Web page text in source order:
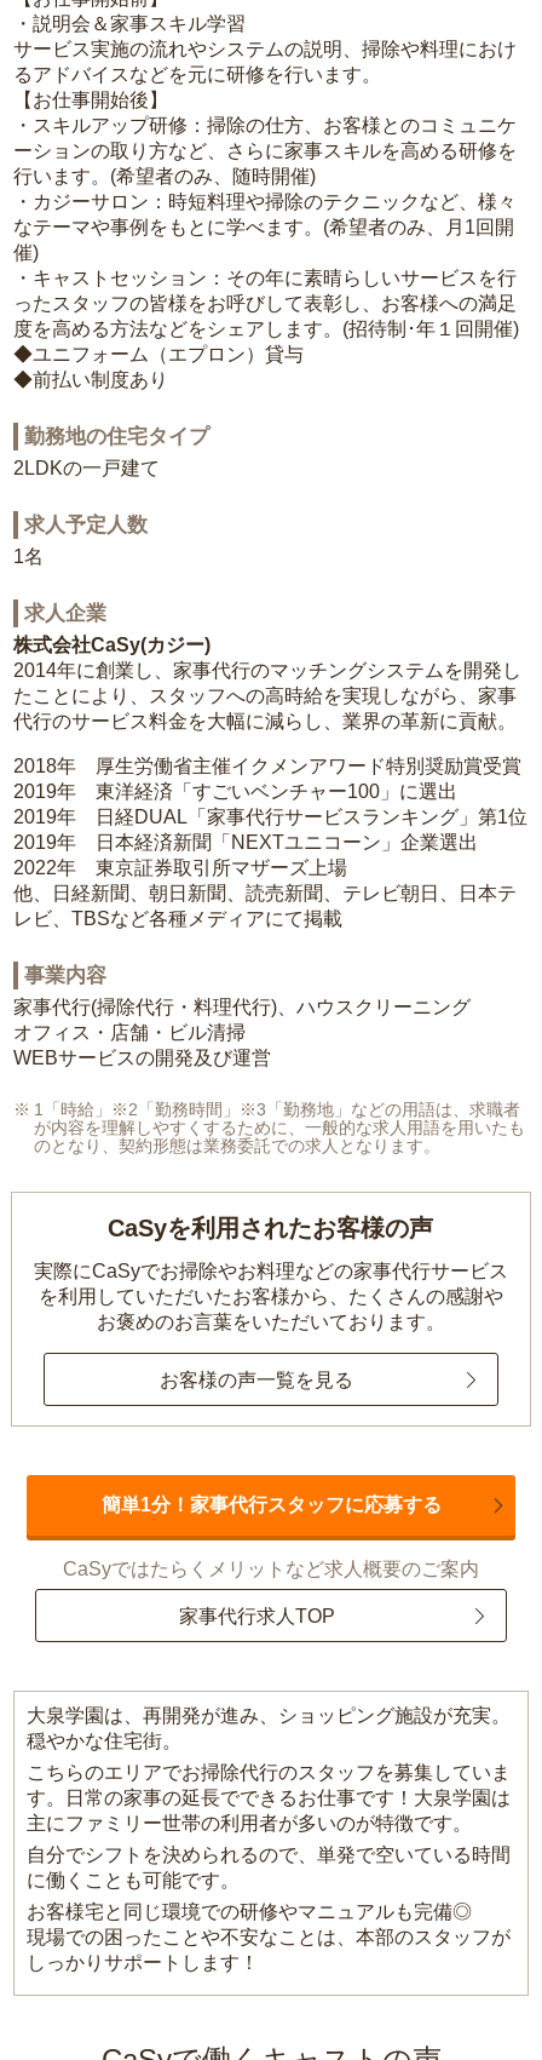
・説明会＆家事スキル学習
サービス実施の流れやシステムの説明、掃除や料理におけ
るアドバイスなどを元に研修を行います。
【お仕事開始後】
・スキルアップ研修：掃除の仕方、お客様とのコミュニケ
ーションの取り方など、さらに家事スキルを高める研修を
行います。(希望者のみ、随時開催)
・カジーサロン：時短料理や掃除のテクニックなど、様々
なテーマや事例をもとに学べます。(希望者のみ、月1回開
催)
・キャストセッション：その年に素晴らしいサービスを行
ったスタッフの皆様をお呼びして表彰し、お客様への満足
度を高める方法などをシェアします。(招待制･年１回開催)
◆ユニフォーム（エプロン）貸与
◆前払い制度あり
勤務地の住宅タイプ
2LDKの一戸建て
求人予定人数
1名
求人企業
株式会社CaSy(カジー)
2014年に創業し、家事代行のマッチングシステムを開発し
たことにより、スタッフへの高時給を実現しながら、家事
代行のサービス料金を大幅に減らし、業界の革新に貢献。
2018年 厚生労働省主催イクメンアワード特別奨励賞受賞
2019年 東洋経済「すごいベンチャー100」に選出
2019年 日経DUAL「家事代行サービスランキング」第1位
2019年 日本経済新聞「NEXTユニコーン」企業選出
2022年 東京証券取引所マザーズ上場
他、日経新聞、朝日新聞、読売新聞、テレビ朝日、日本テ
レビ、TBSなど各種メディアにて掲載
事業内容
家事代行(掃除代行・料理代行)、ハウスクリーニング
オフィス・店舗・ビル清掃
WEBサービスの開発及び運営
1「時給」※2「勤務時間」※3「勤務地」などの用語は、求職者
が内容を理解しやすくするために、一般的な求人用語を用いたも
のとなり、契約形態は業務委託での求人となります。
CaSyを利用されたお客様の声
実際にCaSyでお掃除やお料理などの家事代行サービス
を利用していただいたお客様から、 たくさんの感謝や
お褒めのお言葉をいただいております。
お客様の声一覧を見る
簡単1分！家事代行スタッフに応募する
CaSyではたらくメリットなど求人概要のご案内
家事代行求人TOP
大泉学園は、再開発が進み、ショッピング施設が充実。
穏やかな住宅街。
こちらのエリアでお掃除代行のスタッフを募集していま
す。日常の家事の延長でできるお仕事です！大泉学園は
主にファミリー世帯の利用者が多いのが特徴です。
自分でシフトを決められるので、単発で空いている時間
に働くことも可能です。
お客様宅と同じ環境での研修やマニュアルも完備◎
現場での困ったことや不安なことは、本部のスタッフが
しっかりサポートします！